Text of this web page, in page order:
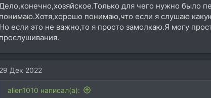
Дело,конечно,хозяйское.Только для чего нужно было
понимаю.Хотя,хорошо понимаю,что если я слушаю
Но если это не важно,то я просто замолкаю.Я могу
прослушивания.
29 Дек 2022
alien1010 написал(а):